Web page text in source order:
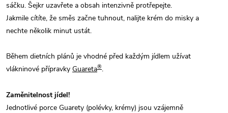
sáčku. Šejkr uzavřete a obsah intenzivně protřepejte.
Jakmile cítíte, že směs začne tuhnout, nalijte krém do misky a
nechte několik minut ustát.
Během dietních plánů je vhodné před každým jídlem užívat
vlákninové přípravky Guareta®.
Zaměnitelnost jídel!
Jednotlivé porce Guarety (polévky, krémy) jsou vzájemně